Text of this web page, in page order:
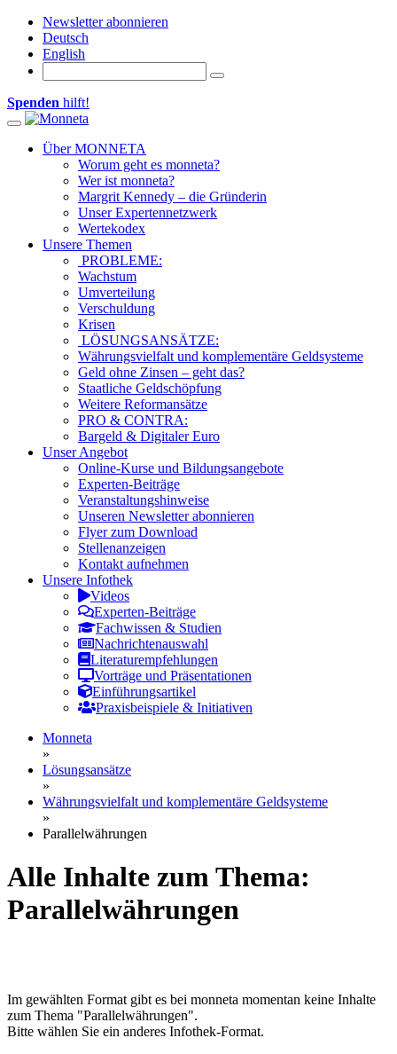
Newsletter abonnieren
Deutsch
English
Spenden hilft!
Toggle
navigationÜber MONNETA
Worum geht es monneta?
Wer ist monneta?
Margrit Kennedy – die Gründerin
Unser Expertennetzwerk
Wertekodex
Unsere Themen
PROBLEME:
Wachstum
Umverteilung
Verschuldung
Krisen
LÖSUNGSANSÄTZE:
Währungsvielfalt und komplementäre Geldsysteme
Geld ohne Zinsen – geht das?
Staatliche Geldschöpfung
Weitere Reformansätze
PRO & CONTRA:
Bargeld & Digitaler Euro
Unser Angebot
Online-Kurse und Bildungsangebote
Experten-Beiträge
Veranstaltungshinweise
Unseren Newsletter abonnieren
Flyer zum Download
Stellenanzeigen
Kontakt aufnehmen
Unsere Infothek
Videos
Experten-Beiträge
Fachwissen & Studien
Nachrichtenauswahl
Literaturempfehlungen
Vorträge und Präsentationen
Einführungsartikel
Praxisbeispiele & Initiativen
Monneta
»
Lösungsansätze
»
Währungsvielfalt und komplementäre Geldsysteme
»
Parallelwährungen
Alle Inhalte zum Thema:
Parallelwährungen
Im gewählten Format gibt es bei monneta momentan keine Inhalte
zum Thema "Parallelwährungen".
Bitte wählen Sie ein anderes Infothek-Format.